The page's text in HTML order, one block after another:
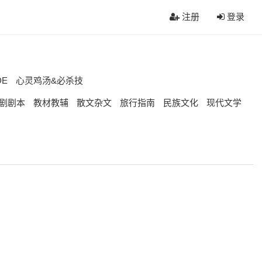
注册 登录
心灵鸡汤&必杀技
剧本 教材教辅 散文杂文 旅行指南 民族文化 现代文学